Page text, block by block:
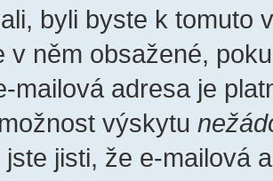
byli byste k tomuto
v něm obsažené,
mailová adresa je
výskytu
jste jisti, že e-mailová